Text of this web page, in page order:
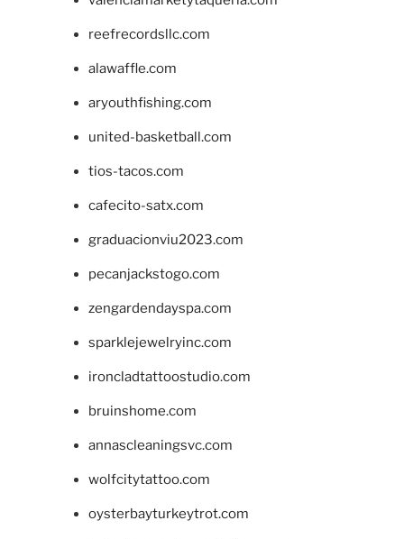
reefrecordsllc.com
alawaffle.com
aryouthfishing.com
united-basketball.com
tios-tacos.com
cafecito-satx.com
graduacionviu2023.com
pecanjackstogo.com
zengardendayspa.com
sparklejewelryinc.com
ironcladtattoostudio.com
bruinshome.com
annascleaningsvc.com
wolfcitytattoo.com
oysterbayturkeytrot.com